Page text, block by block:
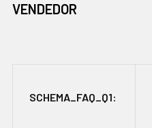
VENDEDOR
SCHEMA_FAQ_Q1: